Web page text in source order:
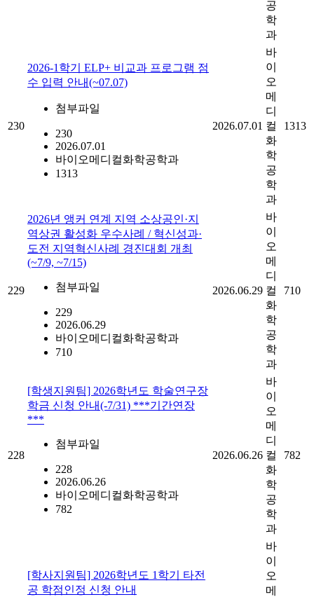
공
학
과
230
2026-1학기 ELP+ 비교과 프로그램 점
수 입력 안내(~07.07)
첨부파일
230
2026.07.01
바이오메디컬화학공학과
1313
2026.07.01
바
이
오
메
디
컬
화
학
공
학
과
1313
229
2026년 앵커 연계 지역 소상공인·지
역상권 활성화 우수사례 / 혁신성과·
도전 지역혁신사례 경진대회 개최
(~7/9, ~7/15)
첨부파일
229
2026.06.29
바이오메디컬화학공학과
710
2026.06.29
바
이
오
메
디
컬
화
학
공
학
과
710
228
[학생지원팀] 2026학년도 학술연구장
학금 신청 안내(-7/31) ***기간연장
***
첨부파일
228
2026.06.26
바이오메디컬화학공학과
782
2026.06.26
바
이
오
메
디
컬
화
학
공
학
과
782
[학사지원팀] 2026학년도 1학기 타전
공 학점인정 신청 안내
바
이
오
메